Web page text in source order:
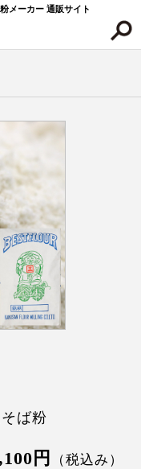
メーカー 通販サイト
ば粉
円
（税込み）